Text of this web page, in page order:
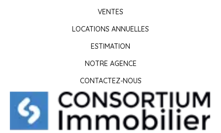
VENTES
LOCATIONS ANNUELLES
ESTIMATION
NOTRE AGENCE
CONTACTEZ-NOUS